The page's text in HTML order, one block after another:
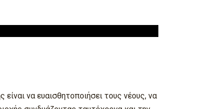
να ευαισθητοποιήσει τους νέους, να